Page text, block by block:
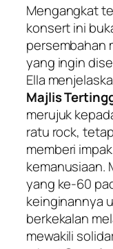
Mengangkat
konsert ini
persembahan
yang ingin
Ella
Majlis
merujuk
ratu rock,
memberi
kemanusiaan.
yang ke-60
keinginannya
berkekalan
mewakili